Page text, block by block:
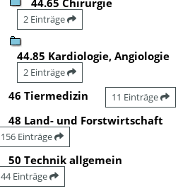
2 Einträge
44.85 Kardiologie, Angiologie
2 Einträge
46 Tiermedizin 11 Einträge
48 Land- und Forstwirtschaft
156 Einträge
50 Technik allgemein
44 Einträge